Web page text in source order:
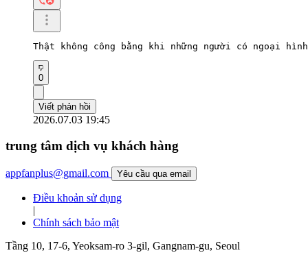
Thật không công bằng khi những người có ngoại
0
Viết phản hồi
2026.07.03 19:45
trung tâm dịch vụ khách hàng
appfanplus@gmail.com Yêu cầu qua email
Điều khoản sử dụng
|
Chính sách bảo mật
Tầng 10, 17-6, Yeoksam-ro 3-gil, Gangnam-gu, Seoul